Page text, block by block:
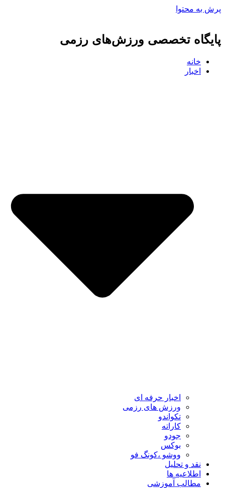
پرش به محتوا
پایگاه تخصصی ورزش‌های رزمی
خانه
اخبار
اخبار حرفه ای
ورزش های رزمی
تکواندو
کاراته
جودو
بوکس
ووشو ،کونگ فو
نقد و تحلیل
اطلاعیه ها
مطالب آموزشی